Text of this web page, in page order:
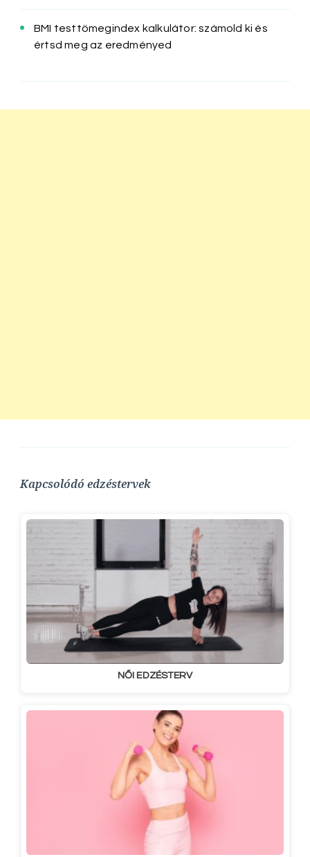
BMI testtömegindex kalkulátor: számold ki és
értsd meg az eredményed
Kapcsolódó edzéstervek
NŐI EDZÉSTERV